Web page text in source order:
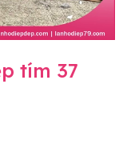
tím 37